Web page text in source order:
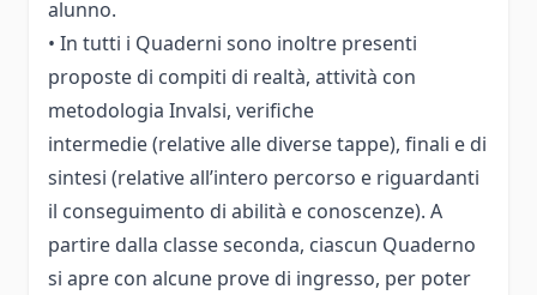
alunno.
• In tutti i Quaderni sono inoltre presenti
proposte di compiti di realtà, attività con
metodologia Invalsi, verifiche
intermedie (relative alle diverse tappe), finali e di
sintesi (relative all’intero percorso e riguardanti
il conseguimento di abilità e conoscenze). A
partire dalla classe seconda, ciascun Quaderno
si apre con alcune prove di ingresso, per poter